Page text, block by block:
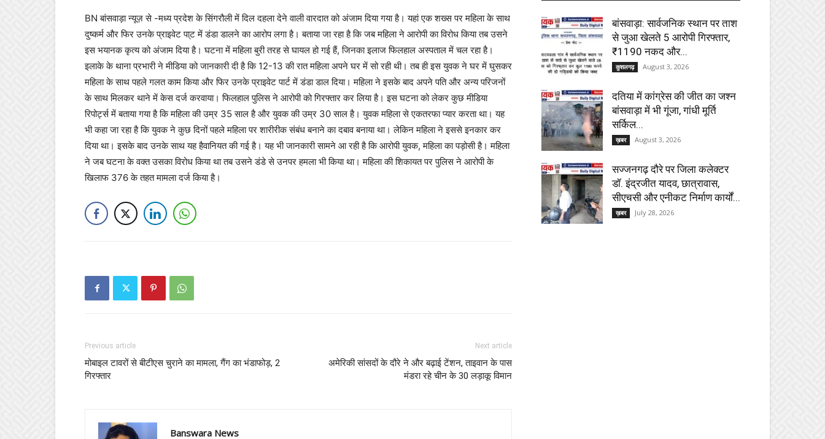
BN बांसवाड़ा न्यूज़ से -मध्य प्रदेश के सिंगरौली में दिल दहला देने वाली वारदात को अंजाम दिया गया है। यहां एक शख्स पर महिला के साथ
दुष्कर्म और फिर उनके प्राइवेट पा्ट में डंडा डालने का आरोप लगा है। बताया जा रहा है कि जब महिला ने आरोपी का विरोध किया तब उसने
इस भयानक कृत्य को अंजाम दिया है। घटना में महिला बुरी तरह से घायल हो गई हैं, जिनका इलाज फिलहाल अस्पताल में चल रहा है।
इलाके के थाना प्रभारी ने मीडिया को जानकारी दी है कि 12-13 की रात महिला अपने घर में सो रही थी। तब ही इस युवक ने घर में घुसकर
महिला के साथ पहले गलत काम किया और फिर उनके प्राइवेट पार्ट में डंडा डाल दिया। महिला ने इसके बाद अपने पति और अन्य परिजनों
के साथ मिलकर थाने में केस दर्ज करवाया। फिलहाल पुलिस ने आरोपी को गिरफ्तार कर लिया है। इस घटना को लेकर कुछ मीडिया
रिपोर्ट्स में बताया गया है कि महिला की उम्र 35 साल है और युवक की उम्र 30 साल है। युवक महिला से एकतरफा प्यार करता था। यह
भी कहा जा रहा है कि युवक ने कुछ दिनों पहले महिला पर शारीरीक संबंध बनाने का दबाव बनाया था। लेकिन महिला ने इससे इनकार कर
दिया था। इसके बाद उनके साथ यह हैवानियत की गई है। यह भी जानकारी सामने आ रही है कि आरोपी युवक, महिला का पड़ोसी है। महिला
ने जब घटना के वक्त उसका विरोध किया था तब उसने डंडे से उनपर हमला भी किया था। महिला की शिकायत पर पुलिस ने आरोपी के
खिलाफ 376 के तहत मामला दर्ज किया है।
Previous article
मोबाइल टावरों से बीटीएस चुराने का मामला, गैंग का भंडाफोड़, 2
गिरफ्तार
Next article
अमेरिकी सांसदों के दौरे ने और बढ़ाई टेंशन, ताइवान के पास
मंडरा रहे चीन के 30 लड़ाकू विमान
Banswara News
बांसवाड़ा: सार्वजनिक स्थान पर ताश
से जुआ खेलते 5 आरोपी गिरफ्तार,
₹1190 नकद और...
कुशलगढ़ August 3, 2026
दतिया में कांग्रेस की जीत का जश्न
बांसवाड़ा में भी गूंजा, गांधी मूर्ति
सर्किल...
ख़बर August 3, 2026
सज्जनगढ़ दौरे पर जिला कलेक्टर
डॉ. इंद्रजीत यादव, छात्रावास,
सीएचसी और एनीकट निर्माण कार्यों...
ख़बर July 28, 2026